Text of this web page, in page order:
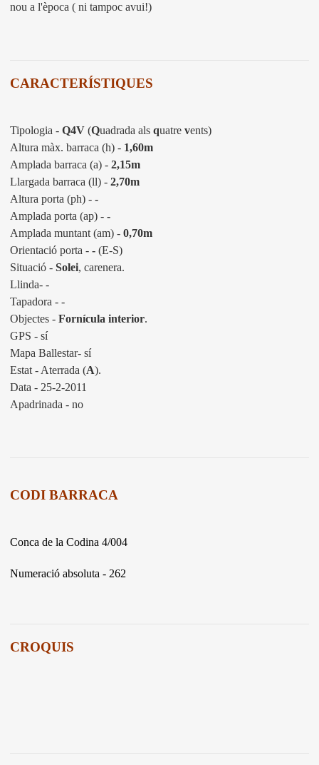
nou a l'època ( ni tampoc avui!)
CARACTERÍSTIQUES
Tipologia -Q4V (Quadrada alsquatrevents)
Altura màx. barraca (h) - 1,60m
Amplada barraca (a) - 2,15m
Llargada barraca (ll) -2,70m
Altura porta (ph) - -
Amplada porta (ap) --
Amplada muntant (am) -0,70m
Orientació porta -- (E-S)
Situació -Solei, carenera.
Llinda- -
Tapadora - -
Objectes -Fornícula interior.
GPS - sí
Mapa Ballestar- sí
Estat - Aterrada (A).
Data - 25-2-2011
Apadrinada - no
CODI BARRACA
Conca de la Codina 4/004
Numeració absoluta - 262
CROQUIS